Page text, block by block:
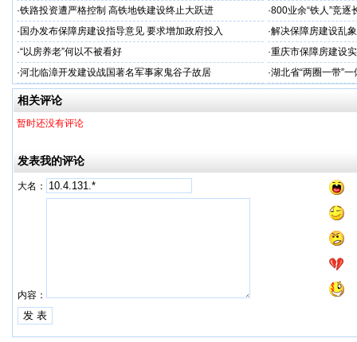
·铁路投资遭严格控制 高铁地铁建设终止大跃进 ·800业余“铁人”竞逐
· 国办发布保障房建设指导意见 要求增加政府投入 ·解决保障房建设乱
·“以房养老”何以不被看好 ·重庆市保障房建设
·河北临漳开发建设战国著名军事家鬼谷子故居 ·湖北省“两圈一带”
相关评论
暂时还没有评论
发表我的评论
大名：
内容：